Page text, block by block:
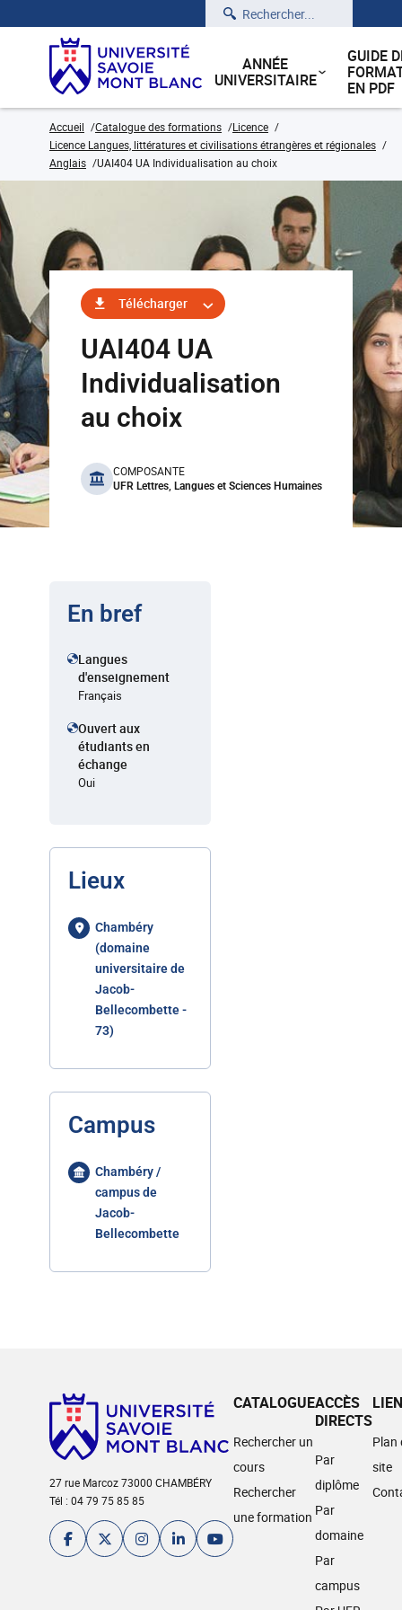
Rechercher
ANNÉE
UNIVERSITAIRE
GUIDE
EN PDF
Accueil Catalogue des formations
Licence
Licence Langues, littératures et civilisations étrangères et régionales
Anglais
UAI404 UA Individualisation au choix
Télécharger
UAI404 UA
Individualisation
au choix
benefits
COMPOSANTE
UFR Lettres, Langues et Sciences Humaines
En bref
Langues
d'enseignement
Français
Ouvert aux
étudiants en
échange
Oui
Lieux
Chambéry
(domaine
universitaire de
Jacob-
Bellecombette -
73)
Campus
Chambéry /
campus de
Jacob-
Bellecombette
27 rue Marcoz 73000 CHAMBÉRY
Tél : 04 79 75 85 85
CATALOGUE
Rechercher un
cours
Rechercher
une formation
ACCÈS
DIRECTS
Par
diplôme
Par
domaine
Par
campus
Plan
site